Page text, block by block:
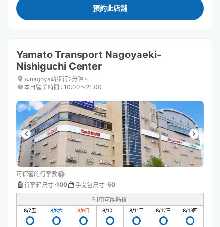
預約此店舖
Yamato Transport Nagoyaeki-
Nishiguchi Center
从nagoya站步行2分钟。
本日營業時間 : 10:00〜21:00
可保管的行李數
行李箱尺寸 :100 手提包尺寸 :50
利用可能時間
8/7五 8/8六 8/9日 8/10一 8/11二 8/12三 8/13四